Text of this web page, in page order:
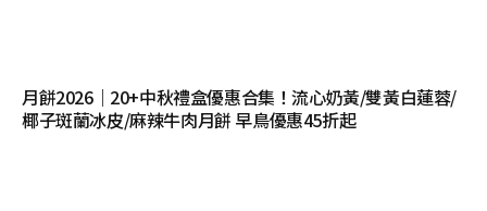
月餅2026｜20+中秋禮盒優惠合集！流心奶黃/雙黃白蓮蓉/
椰子斑蘭冰皮/麻辣牛肉月餅 早鳥優惠45折起